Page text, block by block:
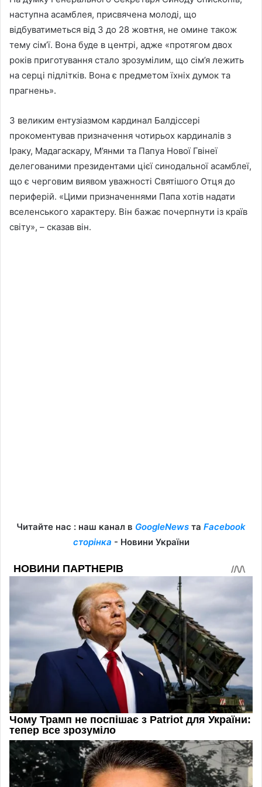
наступна асамблея, присвячена молоді, що
відбуватиметься від 3 до 28 жовтня, не омине також
тему сім’ї. Вона буде в центрі, адже «протягом двох
років приготування стало зрозумілим, що сім’я лежить
на серці підлітків. Вона є предметом їхніх думок та
прагнень».
З великим ентузіазмом кардинал Балдіссері
прокоментував призначення чотирьох кардиналів з
Іраку, Мадагаскару, М’янми та Папуа Нової Гвінеї
делегованими президентами цієї синодальної асамблеї,
що є черговим виявом уважності Святішого Отця до
периферій. «Цими призначеннями Папа хотів надати
вселенського характеру. Він бажає почерпнути із країв
світу», – сказав він.
Читайте нас : наш канал в GoogleNews та Facebook
сторінка - Новини України